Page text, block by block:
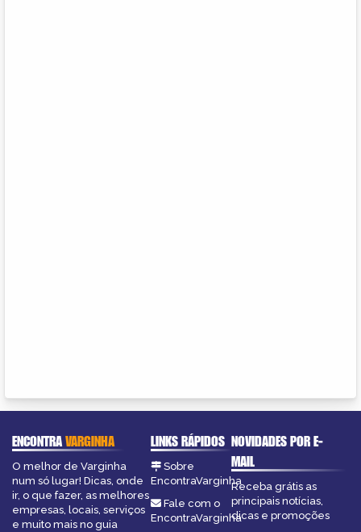
ENCONTRAVARGINHA
O melhor de Varginha
num só lugar! Dicas, onde
ir, o que fazer, as melhores
empresas, locais, serviços
e muito mais no guia
LINKS RÁPIDOS
Sobre
EncontraVarginha
Fale com o
EncontraVarginha
NOVIDADES POR E-
MAIL
Receba grátis as
principais notícias,
dicas e promoções